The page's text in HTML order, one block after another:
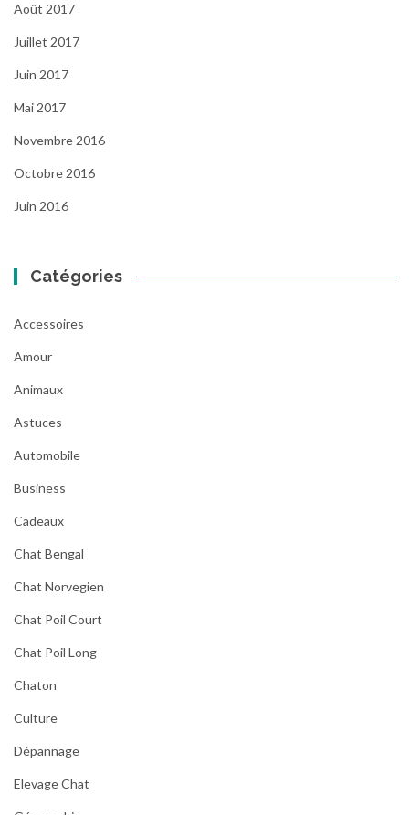
Août 2017
Juillet 2017
Juin 2017
Mai 2017
Novembre 2016
Octobre 2016
Juin 2016
Catégories
Accessoires
Amour
Animaux
Astuces
Automobile
Business
Cadeaux
Chat Bengal
Chat Norvegien
Chat Poil Court
Chat Poil Long
Chaton
Culture
Dépannage
Elevage Chat